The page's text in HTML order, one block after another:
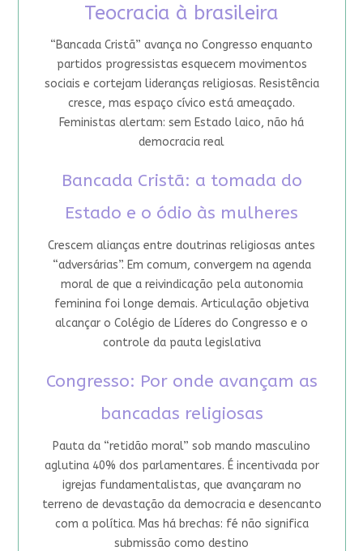
Teocracia à brasileira
“Bancada Cristã” avança no Congresso enquanto
partidos progressistas esquecem movimentos
sociais e cortejam lideranças religiosas. Resistência
cresce, mas espaço cívico está ameaçado.
Feministas alertam: sem Estado laico, não há
democracia real
Bancada Cristã: a tomada do
Estado e o ódio às mulheres
Crescem alianças entre doutrinas religiosas antes
“adversárias”. Em comum, convergem na agenda
moral de que a reivindicação pela autonomia
feminina foi longe demais. Articulação objetiva
alcançar o Colégio de Líderes do Congresso e o
controle da pauta legislativa
Congresso: Por onde avançam as
bancadas religiosas
Pauta da “retidão moral” sob mando masculino
aglutina 40% dos parlamentares. É incentivada por
igrejas fundamentalistas, que avançaram no
terreno de devastação da democracia e desencanto
com a política. Mas há brechas: fé não significa
submissão como destino